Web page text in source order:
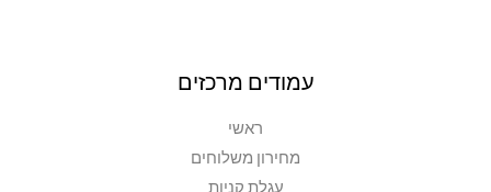
עמודים מרכזים
ראשי
מחירון משלוחים
עגלת קניות